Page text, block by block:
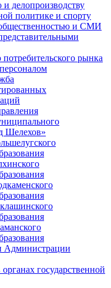
делопроизводству
политике и спорту
и СМИ
рынка
Шелехов»
Администрации
государственной